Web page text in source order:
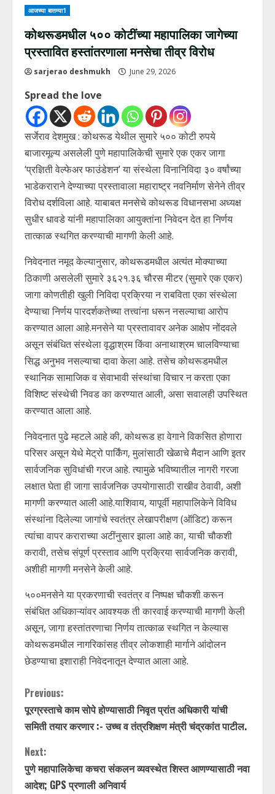
आजच्या बातम्या1
कोथरूडमधील ५०० कोटींच्या महापालिका जागेच्या
प्रस्तावित हस्तांतरणाला मनसेचा तीव्र विरोध
sarjerao deshmukh June 29, 2026
Spread the love
सर्जेराव देशमुख : कोथरूड येथील सुमारे ५०० कोटी रुपये
बाजारमूल्य असलेली पुणे महापालिकेची सुमारे एक एकर जागा
‘प्रज्ञिती वेल्फेअर फाउंडेशन’ या संस्थेला विनानिविदा ३० वर्षांच्या
भाडेकराराने देण्याच्या प्रस्तावाला महाराष्ट्र नवनिर्माण सेनेने तीव्र
विरोध दर्शविला आहे. याबाबत मनसेचे कोथरूड विधानसभा अध्यक्ष
सुधीर धावडे यांनी महापालिका आयुक्तांना निवेदन देत हा निर्णय
तात्काळ स्थगित करण्याची मागणी केली आहे.
निवेदनात नमूद केल्यानुसार, कोथरूडमधील अत्यंत मोक्याच्या
ठिकाणी असलेली सुमारे ३६२१.३६ चौरस मीटर (सुमारे एक एकर)
जागा कोणतीही खुली निविदा प्रक्रिया न राबविता एका संस्थेला
देण्याचा निर्णय पारदर्शकतेच्या तत्त्वांना धरून नसल्याचा आरोप
करण्यात आला आहे.मनसेने या प्रस्तावावर अनेक आक्षेप नोंदवले
असून संबंधित संस्थेला वृद्धाश्रम किंवा अनाथाश्रम चालविण्याचा
सिद्ध अनुभव नसल्याचा दावा केला आहे. तसेच कोथरूडमधील
स्थानिक सामाजिक व सेवाभावी संस्थांचा विचार न करता एका
विशिष्ट संस्थेची निवड का करण्यात आली, असा सवालही उपस्थित
करण्यात आला आहे.
निवेदनात पुढे म्हटले आहे की, कोथरूड हा वेगाने विकसित होणारा
परिसर असून येथे मेट्रो पार्किंग, मुलांसाठी खेळाचे मैदान आणि इतर
सार्वजनिक सुविधांची गरज आहे. त्यामुळे भविष्यातील नागरी गरजा
लक्षात घेता ही जागा सार्वजनिक उपयोगासाठी राखीव ठेवावी, अशी
मागणी करण्यात आली आहे.याशिवाय, यापूर्वी महापालिकेने विविध
संस्थांना दिलेल्या जागांचे स्वतंत्र लेखापरीक्षण (ऑडिट) करून
त्यांचा वापर कराराच्या अटींनुसार झाला आहे का, याची चौकशी
करावी, तसेच संपूर्ण प्रस्ताव आणि प्रक्रिया सार्वजनिक करावी,
अशीही मागणी मनसेने केली आहे.
५००मनसेने या प्रकरणाची स्वतंत्र व निष्पक्ष चौकशी करून
संबंधित अधिकाऱ्यांवर आवश्यक ती कारवाई करण्याची मागणी केली
असून, जागा हस्तांतरणाचा निर्णय तात्काळ स्थगित न केल्यास
कोथरूडमधील नागरिकांसह तीव्र लोकशाही मार्गाने आंदोलन
छेडण्याचा इशाराही निवेदनातून देण्यात आला आहे.
C
o
n
t
Previous:
पूरग्रस्ताचे काम सोपे होण्यासाठी निवृत प्रांत अधिकारी यांची
समिती तयार करणार :- उच्च व तंत्रशिक्षण मंत्री चंद्रकांत पाटील.
Next:
पुणे महापालिकेचा कचरा संकलन व्यवस्थेत शिस्त आणण्यासाठी नवा
आदेश; GPS प्रणाली अनिवार्य